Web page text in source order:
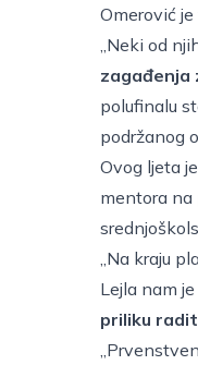
Omerović
„Neki od
zagađenja
polufinalu
podržanog
Ovog ljeta
mentora na
„Na kraju
Lejla nam
priliku